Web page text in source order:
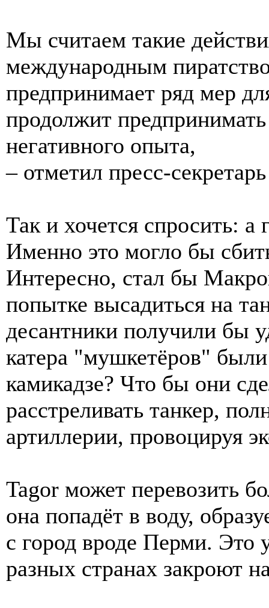
Мы считаем такие
международным
предпринимает ряд мер
продолжит
негативного опыта,
– отметил пресс-
Так и хочется спросить:
Именно это могло бы
Интересно, стал бы
попытке высадиться на
десантники получили бы
катера "мушкетёров"
камикадзе? Что бы они
расстреливать танкер,
артиллерии, провоцируя
Tagor может перевозить
она попадёт в воду,
с город вроде Перми. Это
разных странах закроют